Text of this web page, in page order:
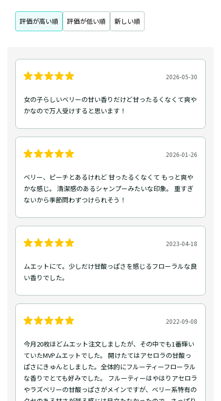
評価が高い順 評価が低い順 新しい順
2026-05-30
女の子らしいベリーの甘い香りだけど甘ったるくなくて爽や
かなので万人受けすると思います！
2026-01-26
ベリー、ピーチとあるけれど 甘ったるくなくて もっと爽や
かな感じ。 清潔感のあるシャンプーみたいな印象。 重すぎ
ないから季節問わずつけられそう！
2023-04-18
ムエットにて。少しだけ甘酸っぱさを感じるフローラルな良
い香りでした。
2022-09-08
今月20枚ほどムエット注文しましたが、その中でも1番輝い
ていたMVPムエットでした。 開けたてはアセロラの甘酸っ
ぱさにきゅんとしました。全体的にフルーティーフローラル
な香りでとても好みでした。 フルーティーはやはりアセロラ
やラズベリーの甘酸っぱさがメインですが、ベリー系特有の